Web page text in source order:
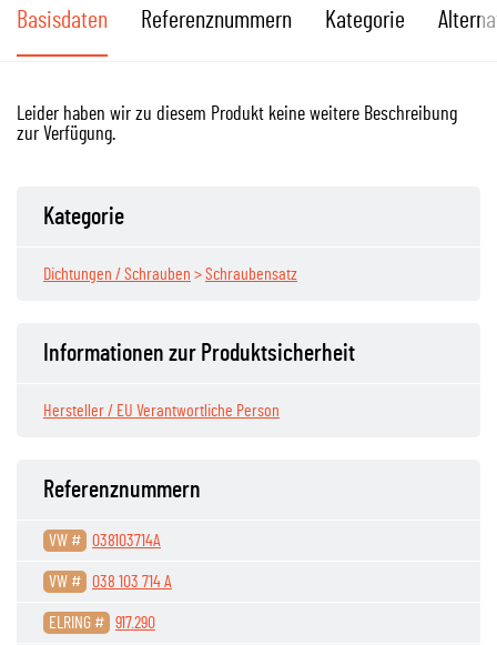
Basisdaten Referenznummern Kategorie
Leider haben wir zu diesem Produkt keine weitere Beschreibung
zur Verfügung.
Kategorie
Dichtungen / Schrauben >Schraubensatz
Informationen zur Produktsicherheit
Hersteller / EU Verantwortliche Person
Referenznummern
VW # 038103714A
VW # 038 103 714 A
ELRING # 917.290